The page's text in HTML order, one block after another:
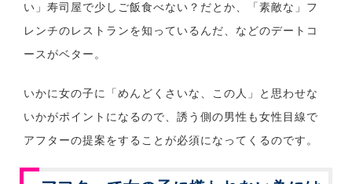
い」寿司屋で少しご飯食べない？だとか、「素敵な」フ
レンチのレストランを知っているんだ、などのデートコ
ースがベター。
いかに女の子に「めんどくさいな、この人」と思わせな
いかがポイントになるので、誘う側の男性も女性目線で
アフターの提案をすることが必須になってくるのです。